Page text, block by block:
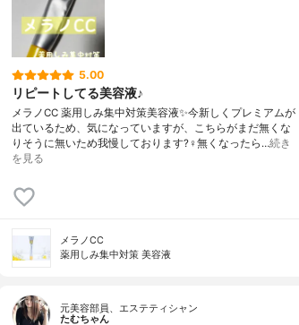
5.00
リピートしてる美容液♪
メラノCC 薬用しみ集中対策美容液✨今新しくプレミアムが
出ているため、気になっていますが、こちらがまだ無くな
りそうに無いため我慢しております?‍♀️無くなったら…続き
を見る
メラノCC
薬用しみ集中対策 美容液
元美容部員、エステティシャン
たむちゃん